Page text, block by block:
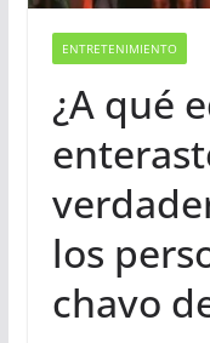
ENTRETENIMIENTO
¿A qué
los
chavo